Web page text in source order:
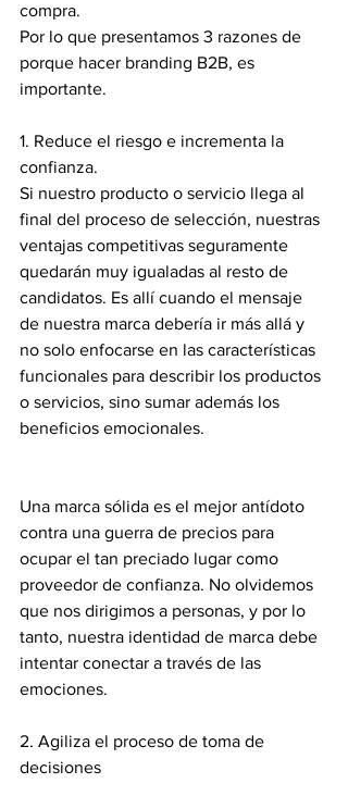
compra.
Por lo que presentamos 3 razones de
porque hacer branding B2B, es
importante.
1. Reduce el riesgo e incrementa la
confianza.
Si nuestro producto o servicio llega al
final del proceso de selección, nuestras
ventajas competitivas seguramente
quedarán muy igualadas al resto de
candidatos. Es allí cuando el mensaje
de nuestra marca debería ir más allá y
no solo enfocarse en las características
funcionales para describir los productos
o servicios, sino sumar además los
beneficios emocionales.
Una marca sólida es el mejor antídoto
contra una guerra de precios para
ocupar el tan preciado lugar como
proveedor de confianza. No olvidemos
que nos dirigimos a personas, y por lo
tanto, nuestra identidad de marca debe
intentar conectar a través de las
emociones.
2. Agiliza el proceso de toma de
decisiones